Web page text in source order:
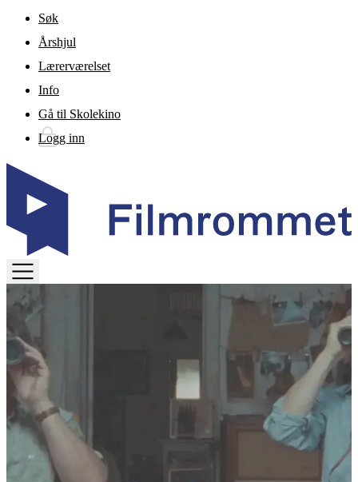
Gå til hovedinnhold
Søk
Årshjul
Lærerværelset
Info
Gå til Skolekino
Logg inn
MENU